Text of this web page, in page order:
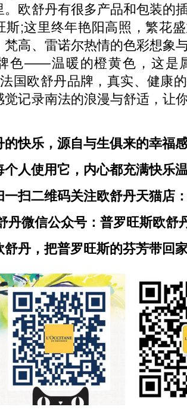
。欧舒丹有很多产品和包装的
斯;这里终年艳阳高照，繁花
梵高、雷诺尔热情的色彩想象
色——温暖的橙黄色，这是
法国欧舒丹品牌，真实、健康
觉记录南法的浪漫与舒适，让
乐，源自与生俱来的幸福
使用它，内心都充满快乐
二维码关注欧舒丹天猫店
微信公众号：普罗旺斯欧舒
，把普罗旺斯的芬芳带回